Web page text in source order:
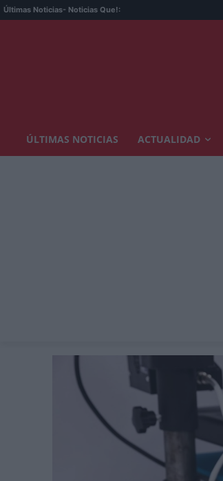
Últimas Noticias- Noticias Que!:
ÚLTIMAS NOTICIAS ACTUALIDAD